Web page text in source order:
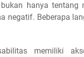
hanya tentang
negatif. Beberapa
memiliki